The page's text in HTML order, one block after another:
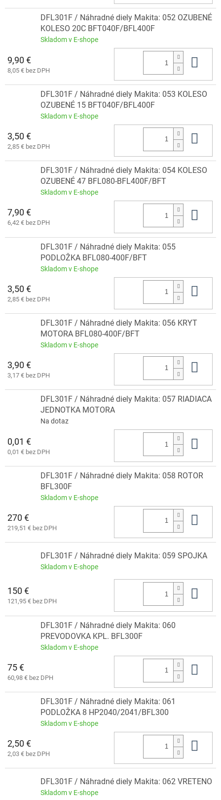
DFL301F / Náhradné diely Makita: 052 OZUBENÉ
KOLESO 20C BFT040F/BFL400F
Skladom v E-shope
9,90 €
8,05 € bez DPH
DFL301F / Náhradné diely Makita: 053 KOLESO
OZUBENÉ 15 BFT040F/BFL400F
Skladom v E-shope
3,50 €
2,85 € bez DPH
DFL301F / Náhradné diely Makita: 054 KOLESO
OZUBENÉ 47 BFL080-BFL400F/BFT
Skladom v E-shope
7,90 €
6,42 € bez DPH
DFL301F / Náhradné diely Makita: 055
PODLOŽKA BFL080-400F/BFT
Skladom v E-shope
3,50 €
2,85 € bez DPH
DFL301F / Náhradné diely Makita: 056 KRYT
MOTORA BFL080-400F/BFT
Skladom v E-shope
3,90 €
3,17 € bez DPH
DFL301F / Náhradné diely Makita: 057 RIADIACA
JEDNOTKA MOTORA
Na dotaz
0,01 €
0,01 € bez DPH
DFL301F / Náhradné diely Makita: 058 ROTOR
BFL300F
Skladom v E-shope
270 €
219,51 € bez DPH
DFL301F / Náhradné diely Makita: 059 SPOJKA
Skladom v E-shope
150 €
121,95 € bez DPH
DFL301F / Náhradné diely Makita: 060
PREVODOVKA KPL. BFL300F
Skladom v E-shope
75 €
60,98 € bez DPH
DFL301F / Náhradné diely Makita: 061
PODLOŽKA 8 HP2040/2041/BFL300
Skladom v E-shope
2,50 €
2,03 € bez DPH
DFL301F / Náhradné diely Makita: 062 VRETENO
Skladom v E-shope